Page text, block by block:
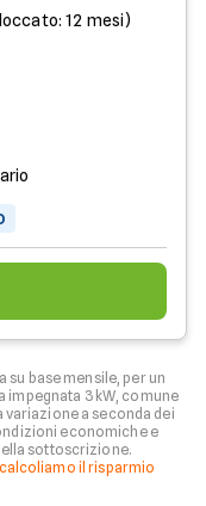
12 mesi)
su base mensile, per un
impegnata 3 kW, comune
a seconda dei
economiche e
sottoscrizione.
il risparmio